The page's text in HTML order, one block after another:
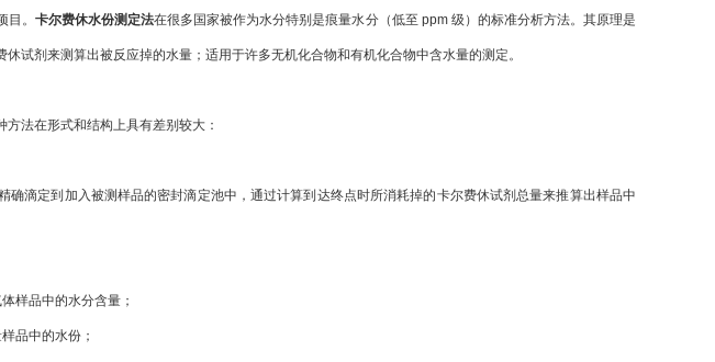
。 卡尔费休水份测定法在很多国家被作为水分特别是痕量水分（低至 ppm 级）的标准分析方法。其原理是
试剂来测算出被反应掉的水量；适用于许多无机化合物和有机化合物中含水量的测定。
法在形式和结构上具有差别较大：
滴定到加入被测样品的密封滴定池中，通过计算到达终点时所消耗掉的卡尔费休试剂总量来推算出样品中
样品中的水分含量；
品中的水份；